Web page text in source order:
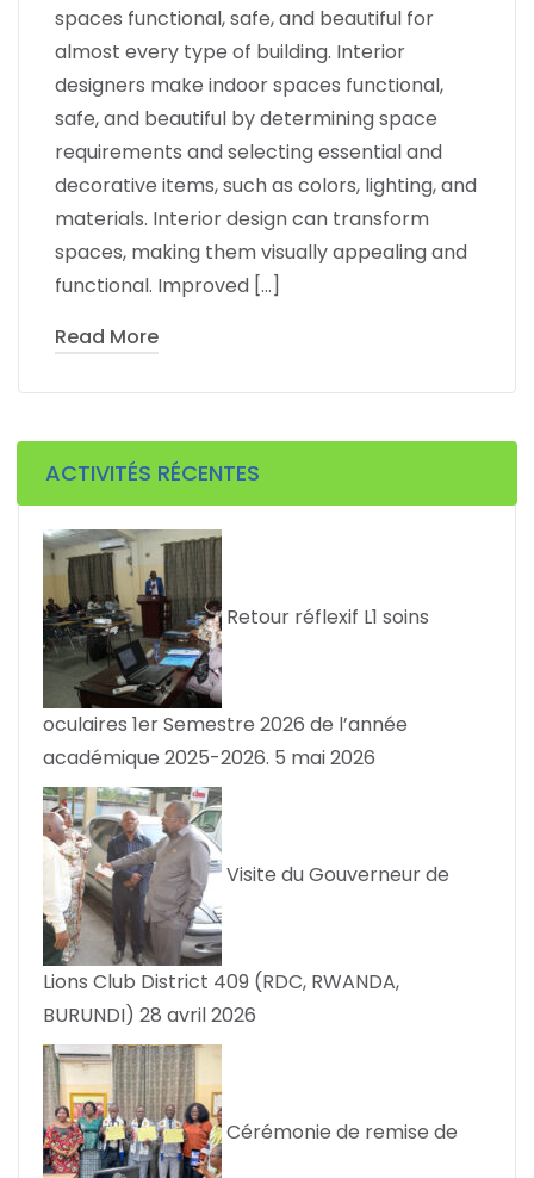
spaces functional, safe, and beautiful for
almost every type of building. Interior
designers make indoor spaces functional,
safe, and beautiful by determining space
requirements and selecting essential and
decorative items, such as colors, lighting, and
materials. Interior design can transform
spaces, making them visually appealing and
functional. Improved […]
Read More
ACTIVITÉS RÉCENTES
Retour réflexif L1 soins
oculaires 1er Semestre 2026 de l’année
académique 2025-2026. 5 mai 2026
Visite du Gouverneur de
Lions Club District 409 (RDC, RWANDA,
BURUNDI) 28 avril 2026
Cérémonie de remise de